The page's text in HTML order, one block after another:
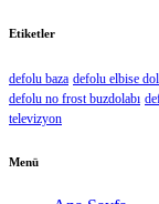
Etiketler
defolu baza defolu elbise
defolu no frost buzdolabı
televizyon
Menü